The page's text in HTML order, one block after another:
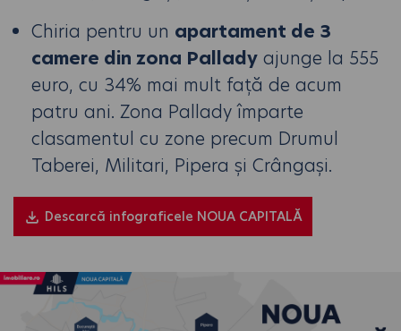
Chiria pentru un apartament de 3
camere din zona Pallady ajunge la 555
euro, cu 34% mai mult față de acum
patru ani. Zona Pallady împarte
clasamentul cu zone precum Drumul
Taberei, Militari, Pipera și Crângași.
Descarcă infograficele NOUA CAPITALĂ